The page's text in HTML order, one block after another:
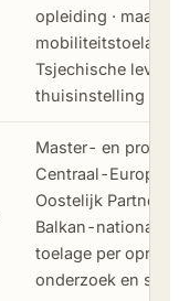
opleiding ·
mobiliteitstoelage
Tsjechische
thuisinstelling
Master- en
Centraal-Europa
Oostelijk
Balkan-
toelage per
onderzoek en